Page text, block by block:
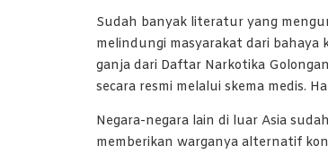
Sudah banyak literatur yang
melindungi masyarakat dari bahaya
ganja dari Daftar Narkotika
secara resmi melalui skema medis.
Negara-negara lain di luar Asia
memberikan warganya alternatif